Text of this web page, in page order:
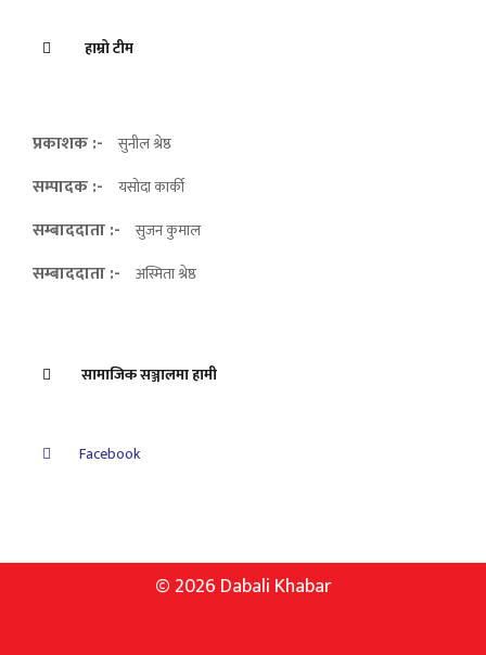
हाम्रो टीम
प्रकाशक :- सुनील श्रेष्ठ
सम्पादक :- यसोदा कार्की
सम्बाददाता :- सुजन कुमाल
सम्बाददाता :- अस्मिता श्रेष्ठ
सामाजिक सञ्जालमा हामी
Facebook
© 2026 Dabali Khabar